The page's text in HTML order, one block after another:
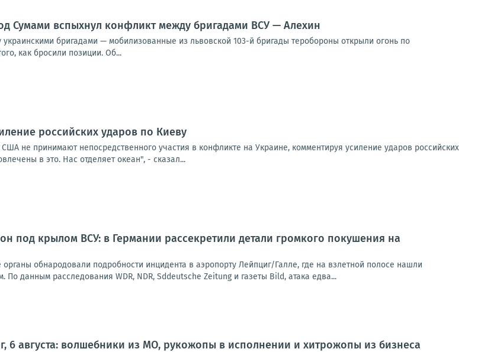
Сумами вспыхнул конфликт между бригадами ВСУ — Алехин
бригадами — мобилизованные из львовской 103-й бригады теробороны открыли огонь по
как бросили позиции. Об...
российских ударов по Киеву
не принимают непосредственного участия в конфликте на Украине, комментируя усиление ударов российских
в это. Нас отделяет океан", - сказал...
под крылом ВСУ: в Германии рассекретили детали громкого покушения на
обнародовали подробности инцидента в аэропорту Лейпциг/Галле, где на взлетной полосе нашли
По данным расследования WDR, NDR, Sddeutsche Zeitung и газеты Bild, атака едва...
6 августа: волшебники из МО, рукожопы в исполнении и хитрожопы из бизнеса